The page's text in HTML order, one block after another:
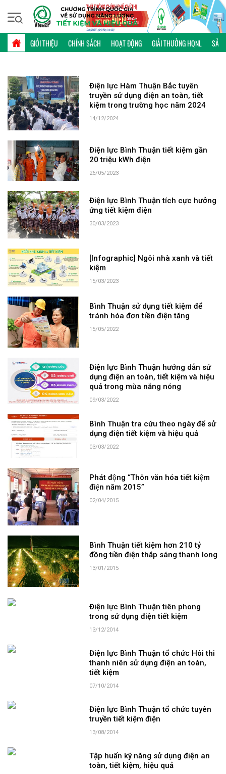
GIỚI THIỆU CHÍNH SÁCH HOẠT ĐỘNG GIẢI THƯỞNG HQNL SẢN
Thứ sáu, 07/08/2026 | 12:03 GMT+7
TỪ KHÓA: ĐIỆN LỰC BÌNH THUẬN
Điện lực Hàm Thuận Bắc tuyên
truyền sử dụng điện an toàn, tiết
kiệm trong trường học năm 2024
14/12/2024
Điện lực Bình Thuận tiết kiệm gần
20 triệu kWh điện
26/05/2023
Điện lực Bình Thuận tích cực hưởng
ứng tiết kiệm điện
30/03/2023
[Infographic] Ngôi nhà xanh và tiết
kiệm
15/03/2023
Bình Thuận sử dụng tiết kiệm để
tránh hóa đơn tiền điện tăng
15/05/2022
Điện lực Bình Thuận hướng dẫn sử
dụng điện an toàn, tiết kiệm và hiệu
quả trong mùa nắng nóng
09/03/2022
Bình Thuận tra cứu theo ngày để sử
dụng điện tiết kiệm và hiệu quả
03/03/2022
Phát động “Thôn văn hóa tiết kiệm
điện năm 2015”
02/04/2015
Bình Thuận tiết kiệm hơn 210 tỷ
đồng tiền điện thắp sáng thanh long
13/01/2015
Điện lực Bình Thuận tiên phong
trong sử dụng điện tiết kiệm
13/12/2014
Điện lực Bình Thuận tổ chức Hôi thi
thanh niên sử dụng điện an toàn,
tiết kiệm
07/10/2014
Điện lực Bình Thuận tổ chức tuyên
truyền tiết kiệm điện
13/08/2014
Tập huấn kỹ năng sử dụng điện an
toàn, tiết kiệm, hiệu quả